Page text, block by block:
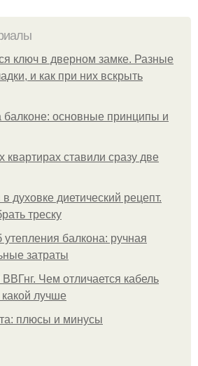
ключ в дверном замке. Разные
и как при них вскрыть
балконе: основные принципы и
квартирах ставили сразу две
духовке диетический рецепт.
треску
балкона: ручная
затраты
Чем отличается кабель
какой лучше
плюсы и минусы